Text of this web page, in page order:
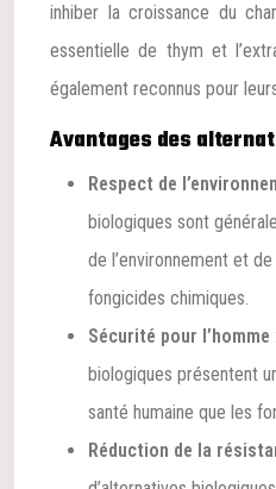
inhiber la croissance du
essentielle de thym et
également reconnus pour
Avantages des
Respect de
biologiques sont
de l’environnement et
fongicides chimiques.
Sécurité pour l’homme
biologiques présentent
santé humaine que les
Réduction de la